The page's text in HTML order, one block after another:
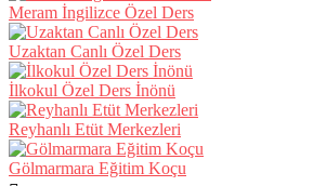
Meram İngilizce Özel Ders
Uzaktan Canlı Özel Ders
İlkokul Özel Ders İnönü
Reyhanlı Etüt Merkezleri
Gölmarmara Eğitim Koçu